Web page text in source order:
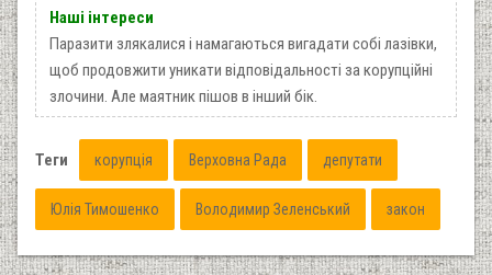
Наші інтереси
Паразити злякалися і намагаються вигадати собі лазівки,
щоб продовжити уникати відповідальності за корупційні
злочини. Але маятник пішов в інший бік.
Теги корупція Верховна Рада депутати
Юлія Тимошенко Володимир Зеленський закон